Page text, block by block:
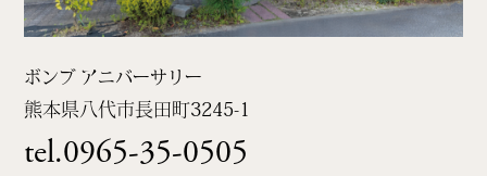
ボンブ アニバーサリー
熊本県八代市長田町3245-1
tel.0965-35-0505